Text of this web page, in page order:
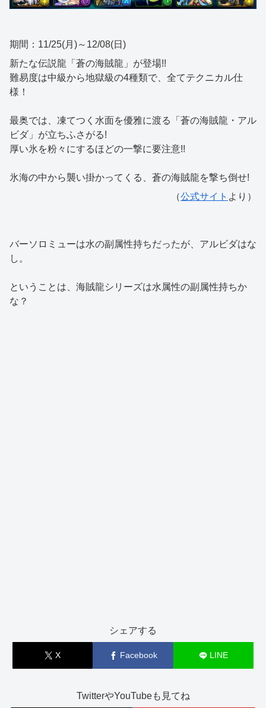
期間：11/25(月)～12/08(日)
新たな伝説龍「蒼の海賊龍」が登場!!
難易度は中級から地獄級の4種類で、全てテクニカル仕
様！
最奥では、凍てつく水面を優雅に渡る「蒼の海賊龍・アル
ビダ」が立ちふさがる!
厚い氷を粉々にするほどの一撃に要注意!!
氷海の中から襲い掛かってくる、蒼の海賊龍を撃ち倒せ!
（公式サイト より）
バーソロミューは水の副属性持ちだったが、アルビダはな
し。
ということは、海賊龍シリーズは水属性の副属性持ちか
な？
シェアする
X Facebook LINE
TwitterやYouTubeも見てね